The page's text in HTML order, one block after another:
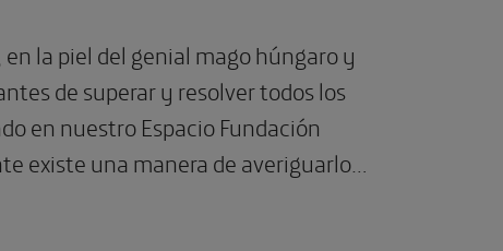
la piel del genial mago húngaro y
de superar y resolver todos los
en nuestro Espacio Fundación
existe una manera de averiguarlo…